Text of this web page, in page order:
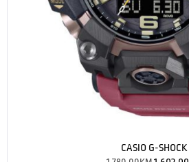
CASIO G-SHOCK